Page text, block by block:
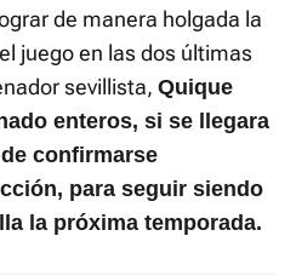
de manera holgada la
juego en las dos últimas
sevillista, Quique
enteros, si se llegara
confirmarse
para seguir siendo
la próxima temporada.